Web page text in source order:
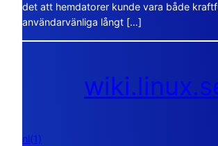
det att hemdatorer kunde vara både
användarvänliga långt […]
nl(1)